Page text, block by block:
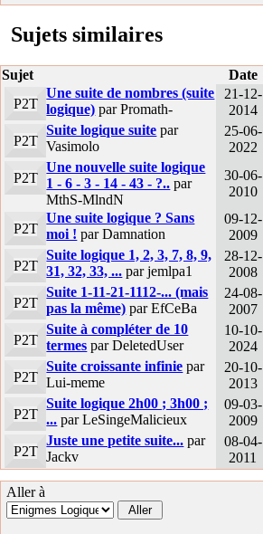
Sujets similaires
Sujet Date
P2T
Une suite de nombres (suite
logique) par Promath-
21-12-
2014
P2T
Suite logique suite par
Vasimolo
25-06-
2022
P2T
Une nouvelle suite logique
1 - 6 - 3 - 14 - 43 - ?.. par
MthS-MlndN
30-06-
2010
P2T
Une suite logique ? Sans
moi ! par Damnation
09-12-
2009
P2T
Suite logique 1, 2, 3, 7, 8, 9,
31, 32, 33, ... par jemlpa1
28-12-
2008
P2T
Suite 1-11-21-1112-... (mais
pas la même) par EfCeBa
24-08-
2007
P2T
Suite à compléter de 10
termes par DeletedUser
10-10-
2024
P2T
Suite croissante infinie par
Lui-meme
20-10-
2013
P2T
Suite logique 2h00 ; 3h00 ;
... par LeSingeMalicieux
09-03-
2009
P2T
Juste une petite suite... par
Jackv
08-04-
2011
Aller à